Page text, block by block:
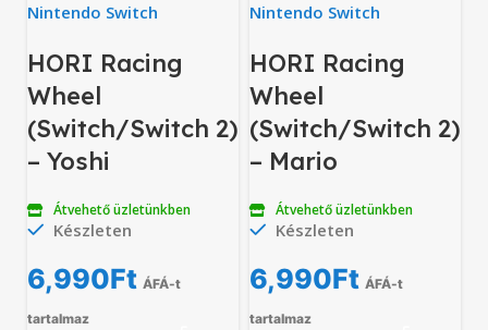
Nintendo Switch
HORI Racing
Wheel
(Switch/Switch 2)
– Yoshi
Átvehető üzletünkben
Készleten
6,990Ft ÁFÁ-t
tartalmaz
Nintendo Switch
HORI Racing
Wheel
(Switch/Switch 2)
– Mario
Átvehető üzletünkben
Készleten
6,990Ft ÁFÁ-t
tartalmaz